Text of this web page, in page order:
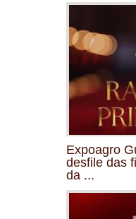
Expoagro
desfile das
da ...